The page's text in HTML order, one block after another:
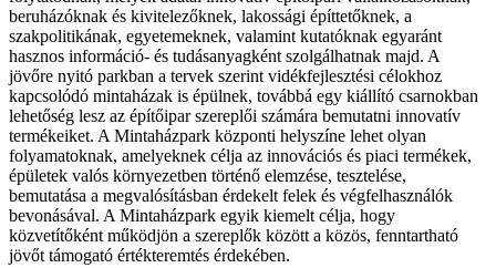
beruházóknak és kivitelezőknek, lakossági építtetőknek, a
szakpolitikának, egyetemeknek, valamint kutatóknak egyaránt
hasznos információ- és tudásanyagként szolgálhatnak majd. A
jövőre nyitó parkban a tervek szerint vidékfejlesztési célokhoz
kapcsolódó mintaházak is épülnek, továbbá egy kiállító csarnokban
lehetőség lesz az építőipar szereplői számára bemutatni innovatív
termékeiket. A Mintaházpark központi helyszíne lehet olyan
folyamatoknak, amelyeknek célja az innovációs és piaci termékek,
épületek valós környezetben történő elemzése, tesztelése,
bemutatása a megvalósításban érdekelt felek és végfelhasználók
bevonásával. A Mintaházpark egyik kiemelt célja, hogy
közvetítőként működjön a szereplők között a közös, fenntartható
jövőt támogató értékteremtés érdekében.